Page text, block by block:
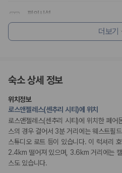
사용자 리뷰
175,206건
67,123대
제주렌트카 가격비교 자주
Q. 제주렌트카 가격비교는 카모아에
A. 대여일, 반납일, 인수 지역을 선택하
보험 조건, 예약 가능 차량을 한 번에
Q. 제주 렌트카 최저가는 무엇을 기
Q. 제주공항 근처 렌트카도 비교할
Q. 제주 렌트카 가격비교 시 보험도
Q. 가족 여행에는 어떤 제주 렌트카를
편의시설
엘리베이터
드라이클리닝/세탁서비스
콘시어지 서비스
웰빙 및 피트니스
피트니스/헬스시설
사우나/스파
비즈니스
회의공간
더보기
숙소 상세 정보
위치정보
로스앤젤레스(센추리 시티)에 위치
로스앤젤레스(센추리 시티)에 위치한 페어
스의 경우 걸어서 3분 거리에는 웨스트필
스튜디오 로트 등이 있습니다. 이 럭셔리
2.4km 떨어져 있으며, 3.6km 거리에는
스도 있습니다.